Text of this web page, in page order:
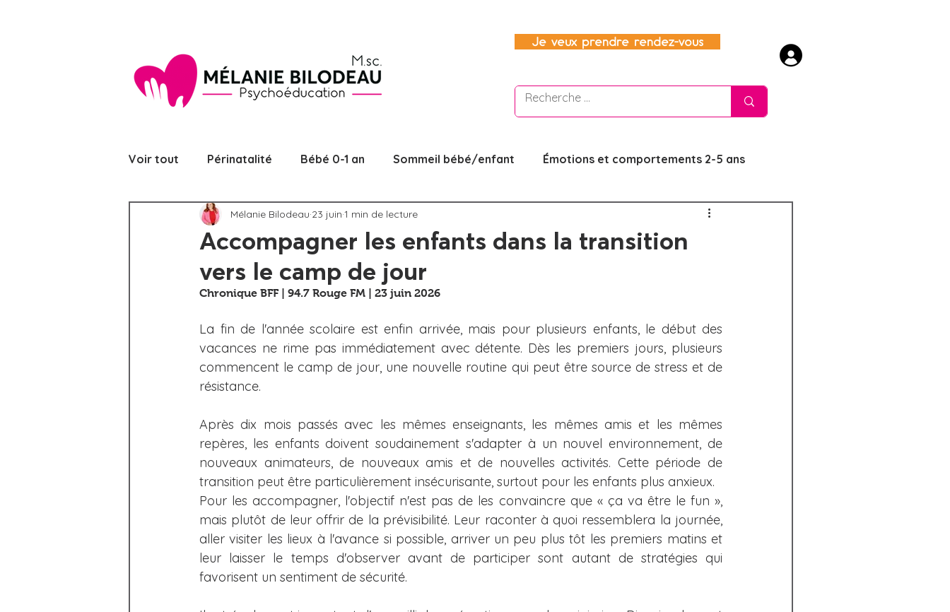
Je veux prendre rendez-vous
Voir tout Périnatalité Bébé 0-1 an Sommeil bébé/enfant Émotions et comportements 2-5 ans
Alimentation Coparentalité/couple Être parent
Confiance et estime de soi enfant Autonomie et responsabilisation
Les écrans Scolaire Temps des fêtes Balados Salut Bonjour - chroniques
94,7 Rouge FM - chroniques
105,3 Rouge FM - chroniques Entrevues médias/actualité Articles et collabos
Europe (entrevues, podcasts) Mélanie et Isabelle Filliozat
Accompagner les enfants dans la transition
vers le camp de jour
Mélanie Bilodeau 23 juin 1 min de lecture
Chronique BFF | 94.7 Rouge FM | 23 juin 2026
La fin de l'année scolaire est enfin arrivée, mais pour plusieurs enfants, le début des
vacances ne rime pas immédiatement avec détente. Dès les premiers jours, plusieurs
commencent le camp de jour, une nouvelle routine qui peut être source de stress et de
résistance.
Après dix mois passés avec les mêmes enseignants, les mêmes amis et les mêmes
repères, les enfants doivent soudainement s'adapter à un nouvel environnement, de
nouveaux animateurs, de nouveaux amis et de nouvelles activités. Cette période de
transition peut être particulièrement insécurisante, surtout pour les enfants plus anxieux.
Pour les accompagner, l'objectif n'est pas de les convaincre que « ça va être le fun »,
mais plutôt de leur offrir de la prévisibilité. Leur raconter à quoi ressemblera la journée,
aller visiter les lieux à l'avance si possible, arriver un peu plus tôt les premiers matins et
leur laisser le temps d'observer avant de participer sont autant de stratégies qui
favorisent un sentiment de sécurité.